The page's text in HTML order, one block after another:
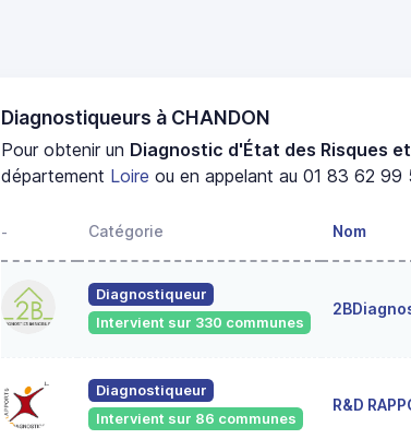
Diagnostiqueurs à CHANDON
Pour obtenir un Diagnostic d'État des Risques
département Loire ou en appelant au 01 83 62 99
- Catégorie Nom
Diagnostiqueur
Intervient sur 330 communes
Diagnostiqueur
Intervient sur 86 communes
R&D